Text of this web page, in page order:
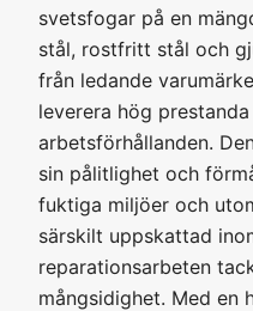
svetsfogar på en
stål, rostfritt stål och
från ledande
leverera hög
arbetsförhållanden.
sin pålitlighet och
fuktiga miljöer och
särskilt uppskattad
reparationsarbeten
mångsidighet. Med en